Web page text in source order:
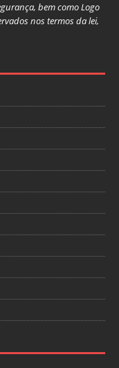
bem como Logo
nos termos da lei,